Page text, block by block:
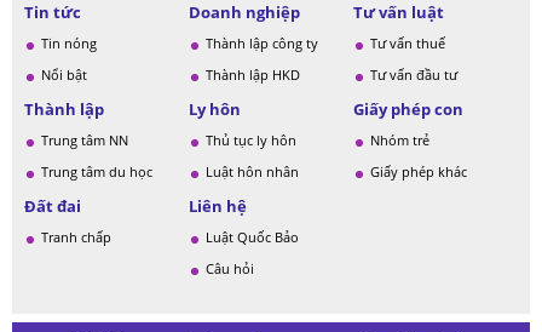
Tin tức
Tin nóng
Nổi bật
Doanh nghiệp
Thành lập công ty
Thành lập HKD
Tư vấn luật
Tư vấn thuế
Tư vấn đầu tư
Thành lập
Trung tâm NN
Trung tâm du học
Ly hôn
Thủ tục ly hôn
Luật hôn nhân
Giấy phép con
Nhóm trẻ
Giấy phép khác
Đất đai
Tranh chấp
Liên hệ
Luật Quốc Bảo
Câu hỏi